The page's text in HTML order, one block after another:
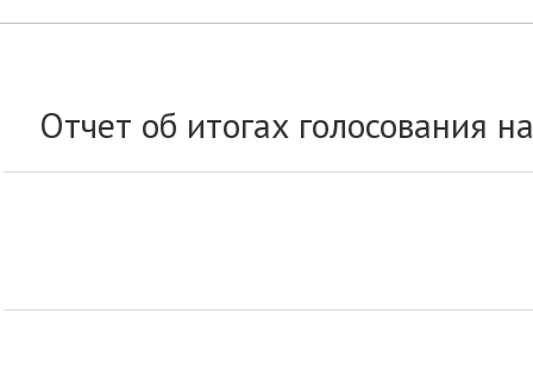
Отчет об итогах голосования